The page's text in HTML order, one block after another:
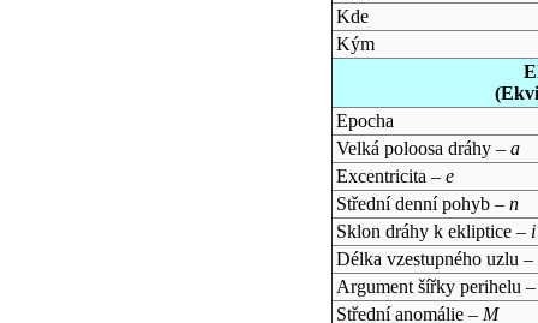
Kde
Kým
Epocha
Velká poloosa dráhy – a
Excentricita – e
Střední denní pohyb – n
Sklon dráhy k ekliptice – i
Délka vzestupného uzlu –
Argument šířky perihelu
Střední anomálie – M